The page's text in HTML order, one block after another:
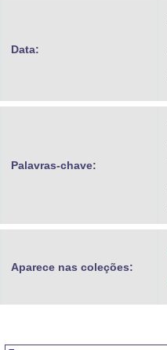
Data:
Palavras-chave:
Aparece nas coleções: